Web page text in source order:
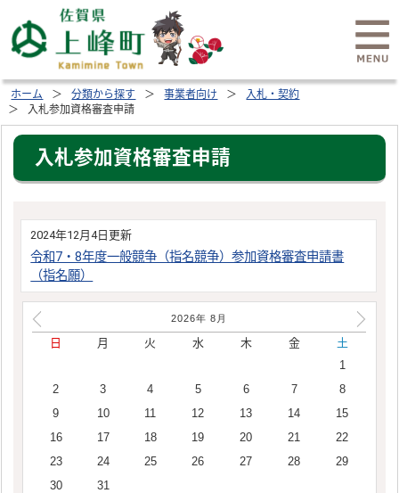
ホーム 分類から探す 事業者向け
入札・契約
入札参加資格審査申請
入札参加資格審査申請
2024年12月4日更新
令和7・8年度一般競争（指名競争）参加資格審査申請書
（指名願）
2026年 8 月
日 月 火 水 木 金
土
1
2
3 4 5 6 7
8
9
10 11 12 13 14
15
16
17 18 19 20 21
22
23
24 25 26 27 28
29
30
31